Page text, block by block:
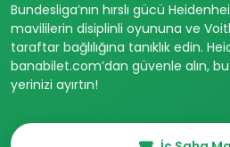
Bundesliga’nın hırslı gücü
mavililerin disiplinli oyununa ve
taraftar bağlılığına tanıklık edin.
banabilet.com’dan güvenle alın,
yerinizi ayırtın!